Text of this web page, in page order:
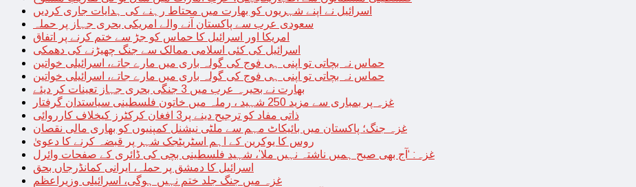
اسرائیل نے اپنے شہریوں کو بھارت میں محتاط رہنے کی ہدایات جاری کردیں
سعودی عرب سے پاکستان آنے والے امریکی بحری جہاز پر حملہ
امریکا اور اسرائیل کا حماس کو جڑ سے ختم کرنے پر اتفاق
اسرائیل کی کئی اسلامی ممالک سے جنگ چھیڑنے کی دھمکی
حماس نہ بچاتی تو اپنی ہی فوج کی گولہ باری میں مارے جاتے، اسرائیلی خواتین
حماس نہ بچاتی تو اپنی ہی فوج کی گولہ باری میں مارے جاتے، اسرائیلی خواتین
بھارت نے بحیرہ عرب میں 3 جنگی بحری جہاز تعینات کر دیئے
غزہ پر بمباری سے مزید 250 شہید ، رملہ میں خاتون فلسطینی سیاستدان گرفتار
ذاتی مفاد کو ترجیح دینے پر3 افغان کرکٹرز کیخلاف کارروائی
غزہ جنگ؛ پاکستان میں بائیکاٹ مہم سے ملٹی نیشنل کمپنیوں کو بھاری مالی نقصان
روس کا یوکرین کے اہم اسٹریٹجک شہر پر قبضہ کرنے کا دعویٰ
غزہ: ‘آج بھی صبح ہمیں ناشتہ نہیں ملا’، شہید فلسطینی بچی کی ڈائری کے صفحات وائرل
اسرائیل کا دمشق پر حملہ، ایرانی کمانڈرجاں بحق
غزہ میں جنگ جلد ختم نہیں ہوگی، اسرائیلی وزیراعظم